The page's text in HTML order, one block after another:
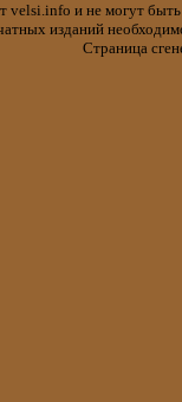
velsi.info и не могут
изданий
Страница